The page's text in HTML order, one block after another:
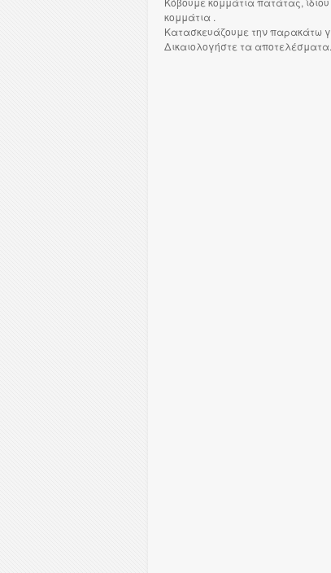
κομμάτια .
Κατασκευάζουμε την παρακάτω
Δικαιολογήστε τα αποτελέσματα.